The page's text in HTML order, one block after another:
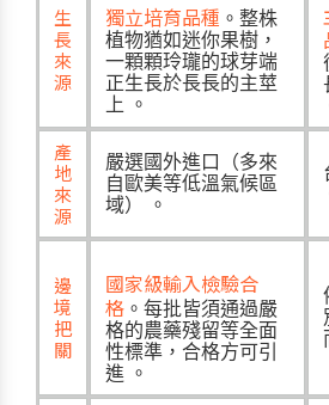
生
長
來
源
獨立培育品種 。整株
植物猶如迷你果樹，
一顆顆玲瓏的球芽端
正生長於長長的主莖
上
。
產
地
來
源
嚴選國外進口（多來
自歐美等低溫氣候區
域）
。
邊
境
把
關
國家級輸入檢驗合
格 。每批皆須通過嚴
格的農藥殘留等全面
性標準，合格方可引
進 。